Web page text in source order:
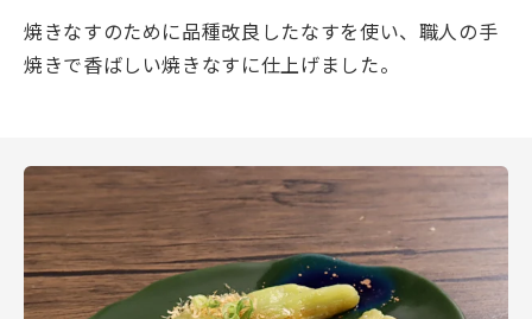
焼きなすのために品種改良したなすを使い、職人の手
焼きで香ばしい焼きなすに仕上げました。